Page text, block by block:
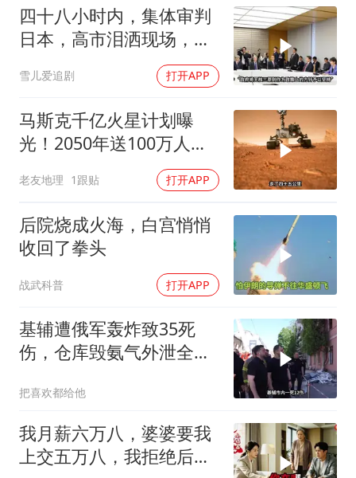
总书记点赞的非遗苗绣焕发新生机
四十八小时内，集体审判
日本，高市泪洒现场，中
雪儿爱追剧 打开APP
马斯克千亿火星计划曝
光！2050年送100万人上
火星，人类最后的退路？
老友地理 1跟贴 打开APP
后院烧成火海，白宫悄悄
收回了拳头
战武科普 打开APP
基辅遭俄军轰炸致35死
伤，仓库毁氨气外泄全城
把喜欢都给他
我月薪六万八，婆婆要我
上交五万八，我拒绝后她